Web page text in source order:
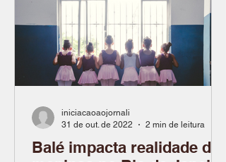
Balé impacta realidade de
iniciacaoaojornali
31 de out. de 2022
2 min de leitura